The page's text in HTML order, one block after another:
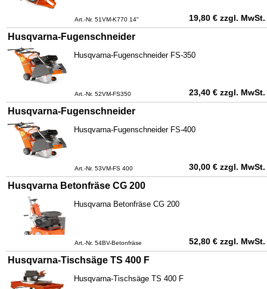
Art.-Nr. 51VM-K770 14" 19,80 € zzgl. MwSt.
Husqvarna-Fugenschneider
Husqvarna-Fugenschneider FS-350
Art.-Nr. 52VM-FS350 23,40 € zzgl. MwSt.
Husqvarna-Fugenschneider
Husqvarna-Fugenschneider FS-400
Art.-Nr. 53VM-FS 400 30,00 € zzgl. MwSt.
Husqvarna Betonfräse CG 200
Husqvarna Betonfräse CG 200
Art.-Nr. 54BV-Betonfräse 52,80 € zzgl. MwSt.
Husqvarna-Tischsäge TS 400 F
Husqvarna-Tischsäge TS 400 F